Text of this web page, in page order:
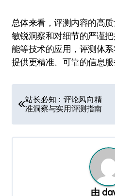
总体来看，评测内容的高
敏锐洞察和对细节的严谨
能等技术的应用，评测体
提供更精准、可靠的信息服
章
导
航
站长必知：评论风向精
准洞察与实用评测指南
由